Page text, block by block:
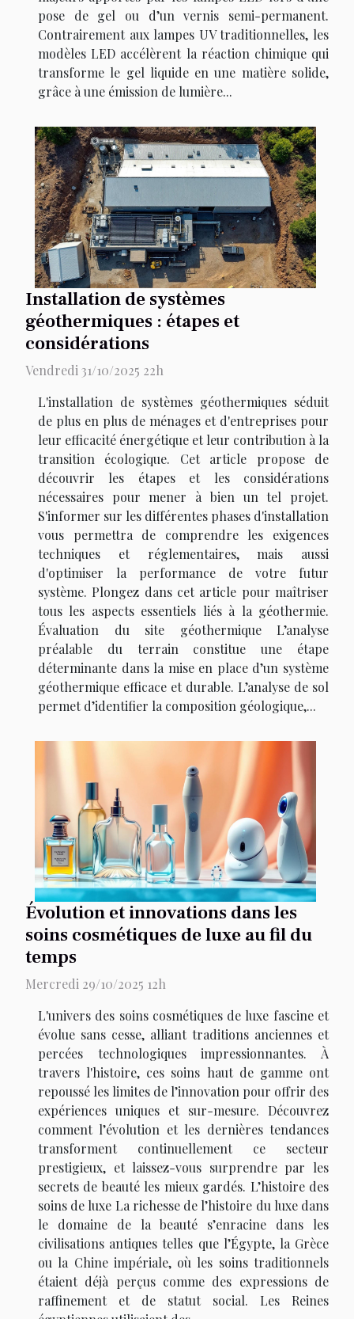
pose de gel ou d’un vernis semi-permanent.
Contrairement aux lampes UV traditionnelles, les
modèles LED accélèrent la réaction chimique qui
transforme le gel liquide en une matière solide,
grâce à une émission de lumière...
Installation de systèmes
géothermiques : étapes et
considérations
Vendredi 31/10/2025 22h
L'installation de systèmes géothermiques séduit
de plus en plus de ménages et d'entreprises pour
leur efficacité énergétique et leur contribution à la
transition écologique. Cet article propose de
découvrir les étapes et les considérations
nécessaires pour mener à bien un tel projet.
S'informer sur les différentes phases d'installation
vous permettra de comprendre les exigences
techniques et réglementaires, mais aussi
d'optimiser la performance de votre futur
système. Plongez dans cet article pour maîtriser
tous les aspects essentiels liés à la géothermie.
Évaluation du site géothermique L’analyse
préalable du terrain constitue une étape
déterminante dans la mise en place d’un système
géothermique efficace et durable. L’analyse de sol
permet d’identifier la composition géologique,...
Évolution et innovations dans les
soins cosmétiques de luxe au fil du
temps
Mercredi 29/10/2025 12h
L'univers des soins cosmétiques de luxe fascine et
évolue sans cesse, alliant traditions anciennes et
percées technologiques impressionnantes. À
travers l'histoire, ces soins haut de gamme ont
repoussé les limites de l’innovation pour offrir des
expériences uniques et sur-mesure. Découvrez
comment l’évolution et les dernières tendances
transforment continuellement ce secteur
prestigieux, et laissez-vous surprendre par les
secrets de beauté les mieux gardés. L’histoire des
soins de luxe La richesse de l’histoire du luxe dans
le domaine de la beauté s’enracine dans les
civilisations antiques telles que l’Égypte, la Grèce
ou la Chine impériale, où les soins traditionnels
étaient déjà perçus comme des expressions de
raffinement et de statut social. Les Reines